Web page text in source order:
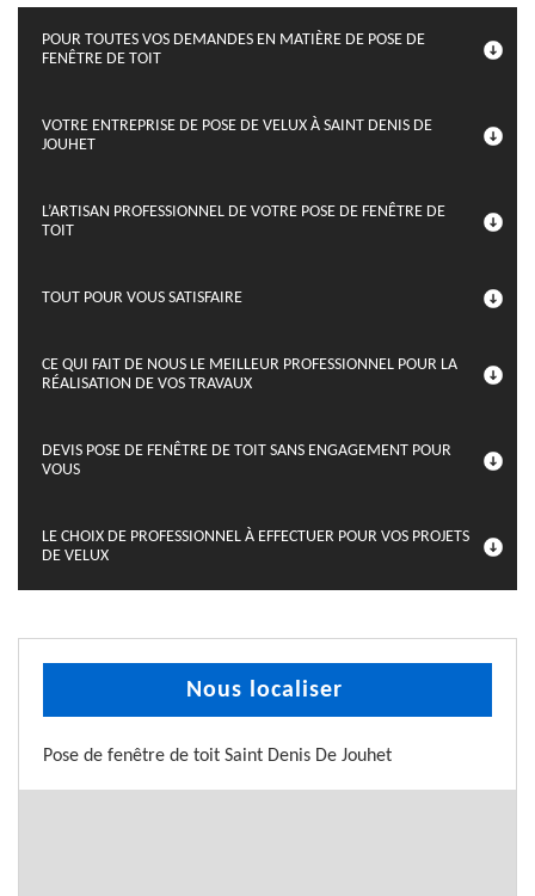
POUR TOUTES VOS DEMANDES EN MATIÈRE DE POSE DE
FENÊTRE DE TOIT
VOTRE ENTREPRISE DE POSE DE VELUX À SAINT DENIS DE
JOUHET
L’ARTISAN PROFESSIONNEL DE VOTRE POSE DE FENÊTRE DE
TOIT
TOUT POUR VOUS SATISFAIRE
CE QUI FAIT DE NOUS LE MEILLEUR PROFESSIONNEL POUR LA
RÉALISATION DE VOS TRAVAUX
DEVIS POSE DE FENÊTRE DE TOIT SANS ENGAGEMENT POUR
VOUS
LE CHOIX DE PROFESSIONNEL À EFFECTUER POUR VOS PROJETS
DE VELUX
Nous localiser
Pose de fenêtre de toit Saint Denis De Jouhet